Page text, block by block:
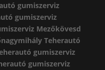
gumiszerviz
gumiszerviz
Mezőkövesd
Teherautó
gumiszerviz
gumiszerviz